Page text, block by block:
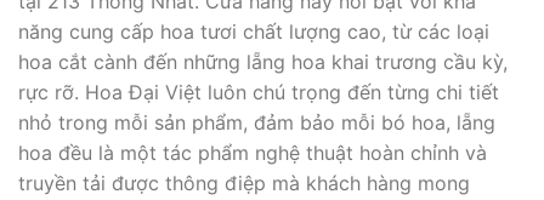
năng cung cấp hoa tươi chất lượng cao, từ các loại
hoa cắt cành đến những lẵng hoa khai trương cầu kỳ,
rực rỡ. Hoa Đại Việt luôn chú trọng đến từng chi tiết
nhỏ trong mỗi sản phẩm, đảm bảo mỗi bó hoa, lẵng
hoa đều là một tác phẩm nghệ thuật hoàn chỉnh và
truyền tải được thông điệp mà khách hàng mong